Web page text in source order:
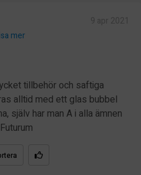
mer
tillbehör och saftiga
alltid med ett glas bubbel
själv har man A i alla ämnen